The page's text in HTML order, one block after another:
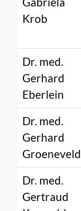
Krob
Dr. med.
Gerhard
Eberlein
Dr. med.
Gerhard
Groeneveld
Dr. med.
Gertraud